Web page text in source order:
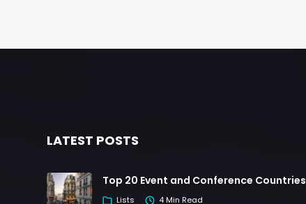
LATEST POSTS
Top 20 Event and Conference Countries
Lists 4 Min Read